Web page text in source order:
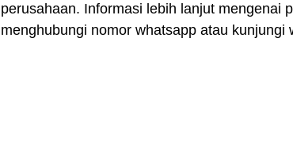
perusahaan. Informasi lebih lanjut mengenai
menghubungi nomor whatsapp atau kunjungi